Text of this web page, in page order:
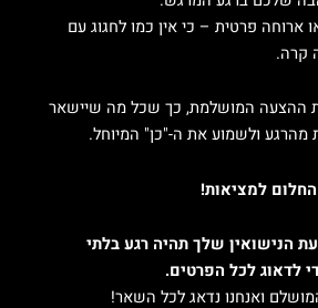
ארוחה פרטית – כי אין כמו לחגוג עם
קרה.
את ההצעה המושלמת, כך שכל מה שיישאר
מהרגע ולשמוע את ה-"כן" המיוחל.
למציאות!
הנישואין שלך תהיה רגע בלתי
לדאוג לכל הפרטים.
ואנחנו נדאג לכל השאר!